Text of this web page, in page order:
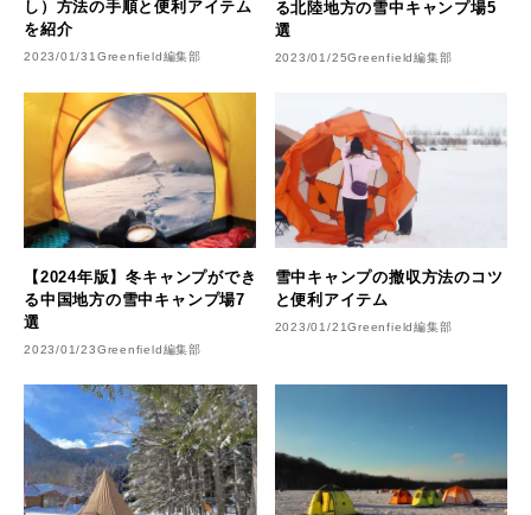
し）方法の手順と便利アイテム
を紹介
2023/01/31 Greenfield編集部
る北陸地方の雪中キャンプ場5
選
2023/01/25Greenfield編集部
【2024年版】冬キャンプができ
る中国地方の雪中キャンプ場7
選
2023/01/23Greenfield編集部
雪中キャンプの撤収方法のコツ
と便利アイテム
2023/01/21Greenfield編集部